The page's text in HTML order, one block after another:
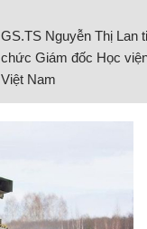
GS.TS Nguyễn Thị Lan
chức Giám đốc Học
Việt Nam